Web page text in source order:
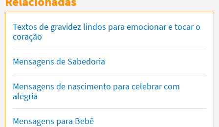
Textos de gravidez lindos para emocionar e tocar o
coração
Mensagens de Sabedoria
Mensagens de nascimento para celebrar com
alegria
Mensagens para Bebê